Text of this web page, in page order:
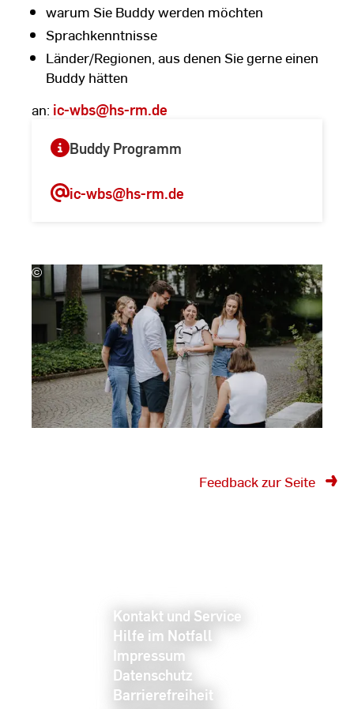
warum Sie Buddy werden möchten
Sprachkenntnisse
Länder/Regionen, aus denen Sie gerne einen
Buddy hätten
an: ic-wbs@hs-rm.de
Buddy Programm
ic-wbs@hs-rm.de
©
Kira
Jacobi
Feedback zur Seite
Kontakt und Service
Hilfe im Notfall
Impressum
Datenschutz
Barrierefreiheit